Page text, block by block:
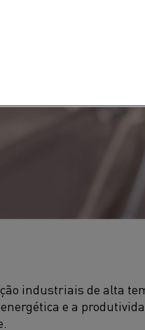
industriais de alta
e a